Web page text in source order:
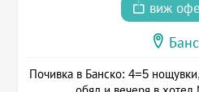
виж
Почивка в Банско: 4=5